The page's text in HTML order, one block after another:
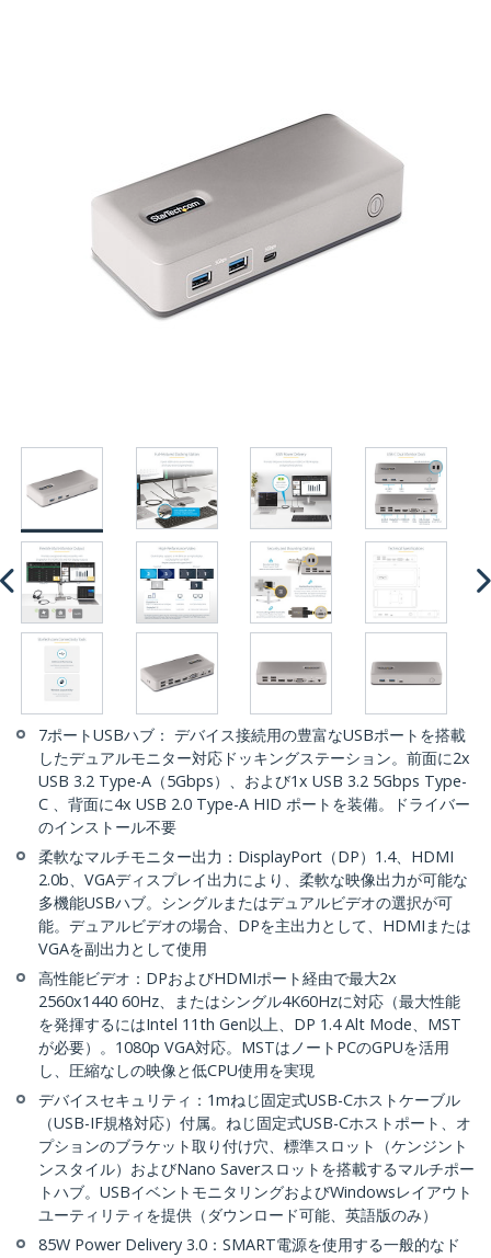
7ポートUSBハブ： デバイス接続用の豊富なUSBポートを搭載
したデュアルモニター対応ドッキングステーション。前面に2x
USB 3.2 Type-A（5Gbps）、および1x USB 3.2 5Gbps Type-
C 、背面に4x USB 2.0 Type-A HID ポートを装備。ドライバー
のインストール不要
柔軟なマルチモニター出力：DisplayPort（DP）1.4、HDMI
2.0b、VGAディスプレイ出力により、柔軟な映像出力が可能な
多機能USBハブ。シングルまたはデュアルビデオの選択が可
能。デュアルビデオの場合、DPを主出力として、HDMIまたは
VGAを副出力として使用
高性能ビデオ：DPおよびHDMIポート経由で最大2x
2560x1440 60Hz、またはシングル4K60Hzに対応（最大性能
を発揮するにはIntel 11th Gen以上、DP 1.4 Alt Mode、MST
が必要）。1080p VGA対応。MSTはノートPCのGPUを活用
し、圧縮なしの映像と低CPU使用を実現
デバイスセキュリティ：1mねじ固定式USB-Cホストケーブル
（USB-IF規格対応）付属。ねじ固定式USB-Cホストポート、オ
プションのブラケット取り付け穴、標準スロット（ケンジント
ンスタイル）およびNano Saverスロットを搭載するマルチポー
トハブ。USBイベントモニタリングおよびWindowsレイアウト
ユーティリティを提供（ダウンロード可能、英語版のみ）
85W Power Delivery 3.0：SMART電源を使用する一般的なド